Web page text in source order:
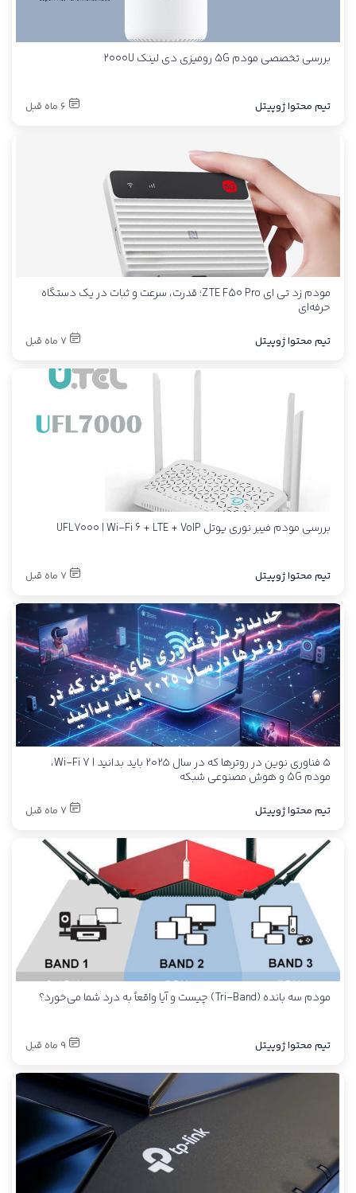
بررسی تخصصی مودم 5G رومیزی دی لینک 2000U
تیم محتوا ژوپیتل 6 ماه قبل
مودم زد تی ای ZTE F50 Pro؛ قدرت، سرعت و ثبات در یک دستگاه
حرفه‌ای
تیم محتوا ژوپیتل 7 ماه قبل
بررسی مودم فیبر نوری یوتل UFL7000 | Wi-Fi 6 + LTE + VoIP
تیم محتوا ژوپیتل 7 ماه قبل
۵ فناوری نوین در روترها که در سال ۲۰۲۵ باید بدانید | Wi-Fi 7،
مودم 5G و هوش مصنوعی شبکه
تیم محتوا ژوپیتل 7 ماه قبل
مودم سه‌ بانده (Tri-Band) چیست و آیا واقعاً به درد شما می‌خورد؟
تیم محتوا ژوپیتل 9 ماه قبل